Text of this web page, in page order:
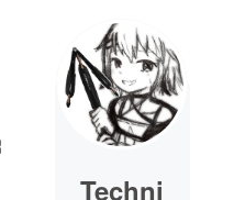
Techni